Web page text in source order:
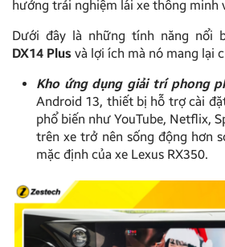
hưởng trải nghiệm lái xe thông minh
Dưới đây là những tính năng nổi
DX14 Plus và lợi ích mà nó mang lại
Kho ứng dụng giải trí phong
Android 13, thiết bị hỗ trợ cài
phổ biến như YouTube, Netflix,
trên xe trở nên sống động hơn
mặc định của xe Lexus RX350.